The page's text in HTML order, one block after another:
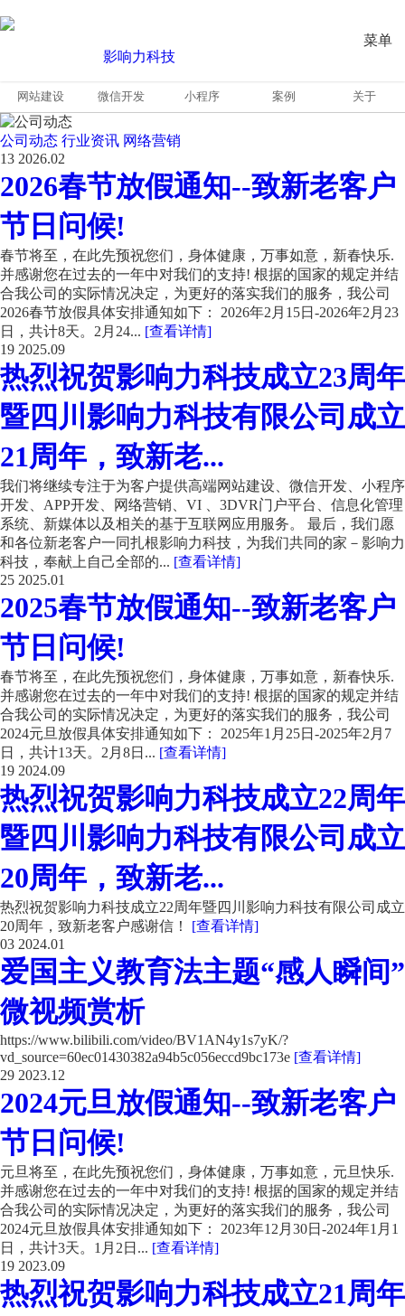
菜单
网站建设 微信开发 小程序 案例 关于
公司动态 行业资讯 网络营销
13 2026.02
2026春节放假通知--致新老客户
节日问候!
春节将至，在此先预祝您们，身体健康，万事如意，新春快乐.
并感谢您在过去的一年中对我们的支持! 根据的国家的规定并结
合我公司的实际情况决定，为更好的落实我们的服务，我公司
2026春节放假具体安排通知如下： 2026年2月15日-2026年2月23
日，共计8天。2月24... [查看详情]
19 2025.09
热烈祝贺影响力科技成立23周年
暨四川影响力科技有限公司成立
21周年，致新老...
我们将继续专注于为客户提供高端网站建设、微信开发、小程序
开发、APP开发、网络营销、VI 、3DVR门户平台、信息化管理
系统、新媒体以及相关的基于互联网应用服务。 最后，我们愿
和各位新老客户一同扎根影响力科技，为我们共同的家－影响力
科技，奉献上自己全部的... [查看详情]
25 2025.01
2025春节放假通知--致新老客户
节日问候!
春节将至，在此先预祝您们，身体健康，万事如意，新春快乐.
并感谢您在过去的一年中对我们的支持! 根据的国家的规定并结
合我公司的实际情况决定，为更好的落实我们的服务，我公司
2024元旦放假具体安排通知如下： 2025年1月25日-2025年2月7
日，共计13天。2月8日... [查看详情]
19 2024.09
热烈祝贺影响力科技成立22周年
暨四川影响力科技有限公司成立
20周年，致新老...
热烈祝贺影响力科技成立22周年暨四川影响力科技有限公司成立
20周年，致新老客户感谢信！ [查看详情]
03 2024.01
爱国主义教育法主题“感人瞬间”
微视频赏析
https://www.bilibili.com/video/BV1AN4y1s7yK/?
vd_source=60ec01430382a94b5c056eccd9bc173e [查看详情]
29 2023.12
2024元旦放假通知--致新老客户
节日问候!
元旦将至，在此先预祝您们，身体健康，万事如意，元旦快乐.
并感谢您在过去的一年中对我们的支持! 根据的国家的规定并结
合我公司的实际情况决定，为更好的落实我们的服务，我公司
2024元旦放假具体安排通知如下： 2023年12月30日-2024年1月1
日，共计3天。1月2日... [查看详情]
19 2023.09
热烈祝贺影响力科技成立21周年